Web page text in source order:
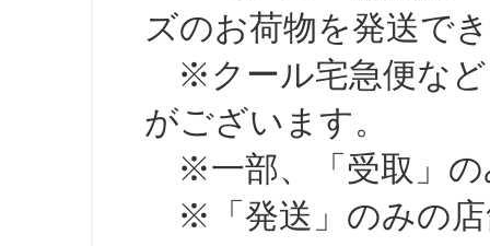
ズのお荷物を発送で
※クール宅急便など
がございます。
※一部、「受取」の
※「発送」のみの店